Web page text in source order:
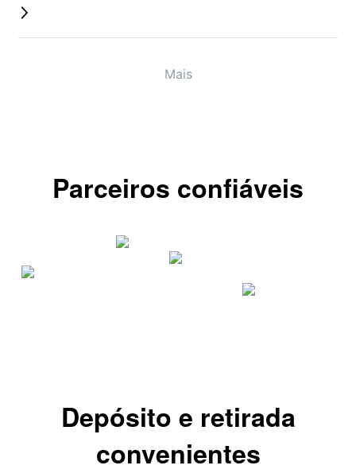
Mais
Parceiros confiáveis
Depósito e retirada
convenientes